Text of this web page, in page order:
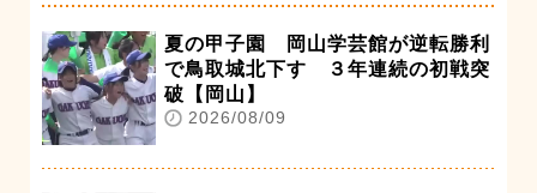
夏の甲子園 岡山学芸館が逆転勝利
で鳥取城北下す ３年連続の初戦突
破【岡山】
2026/08/09